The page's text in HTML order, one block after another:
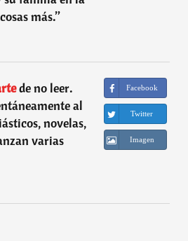
más.”
de no leer.
al
novelas,
varias
Facebook
Twitter
Imagen